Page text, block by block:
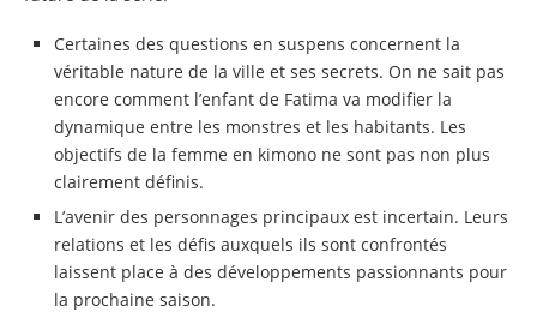
Certaines des questions en suspens concernent la
véritable nature de la ville et ses secrets. On ne sait pas
encore comment l’enfant de Fatima va modifier la
dynamique entre les monstres et les habitants. Les
objectifs de la femme en kimono ne sont pas non plus
clairement définis.
L’avenir des personnages principaux est incertain. Leurs
relations et les défis auxquels ils sont confrontés
laissent place à des développements passionnants pour
la prochaine saison.